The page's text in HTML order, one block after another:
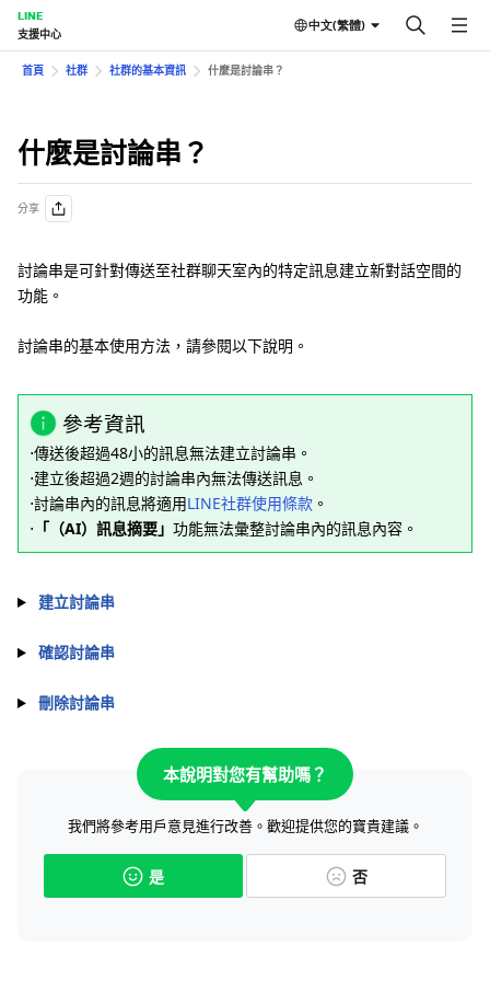
LINE
支援中心
中文(繁體)
首頁 社群 社群的基本資訊 什麼是討論串？
什麼是討論串？
分享
討論串是可針對傳送至社群聊天室內的特定訊息建立新對話空間的
功能。
討論串的基本使用方法，請參閱以下說明。
參考資訊
⋅傳送後超過48小的訊息無法建立討論串。
⋅建立後超過2週的討論串內無法傳送訊息。
⋅討論串內的訊息將適用LINE社群使用條款 。
⋅ 「（AI）訊息摘要」 功能無法彙整討論串內的訊息內容。
建立討論串
確認討論串
刪除討論串
本說明對您有幫助嗎？
我們將參考用戶意見進行改善。歡迎提供您的寶貴建議。
是 否